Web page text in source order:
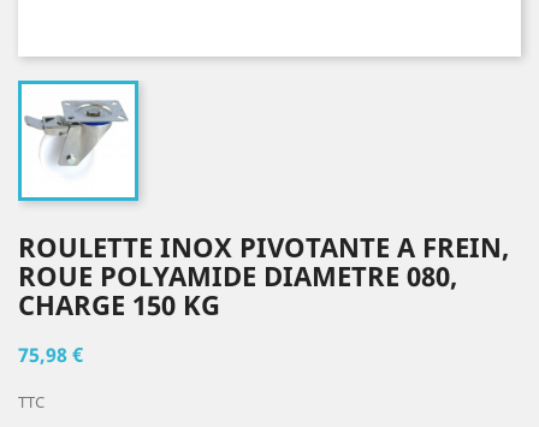
ROULETTE INOX PIVOTANTE A FREIN,
ROUE POLYAMIDE DIAMETRE 080,
CHARGE 150 KG
75,98 €
TTC